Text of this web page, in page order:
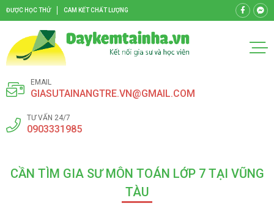
ĐƯỢC HỌC THỬ CAM KẾT CHẤT LƯỢNG
EMAIL
GIASUTAINANGTRE.VN@GMAIL.COM
TƯ VẤN 24/7
0903331985
CẦN TÌM GIA SƯ MÔN TOÁN LỚP 7 TẠI VŨNG
TÀU